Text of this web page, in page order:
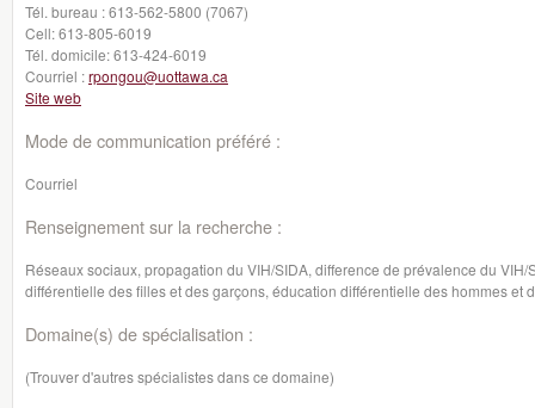
Tél. bureau :613-562-5800 (7067)
Cell:613-805-6019
Tél. domicile:613-424-6019
Courriel :rpongou@uottawa.ca
Site web
Mode de communication préféré :
Courriel
Renseignement sur la recherche :
Réseaux sociaux, propagation du VIH/SIDA, difference de prévalence du
différentielle des filles et des garçons, éducation différentielle des hommes et
Domaine(s) de spécialisation :
(Trouver d'autres spécialistes dans ce domaine)